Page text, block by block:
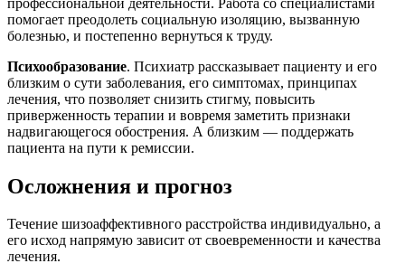
помогает преодолеть социальную изоляцию, вызванную
болезнью, и постепенно вернуться к труду.
Психообразование. Психиатр рассказывает пациенту и его
близким о сути заболевания, его симптомах, принципах
лечения, что позволяет снизить стигму, повысить
приверженность терапии и вовремя заметить признаки
надвигающегося обострения. А близким — поддержать
пациента на пути к ремиссии.
Осложнения и прогноз
Течение шизоаффективного расстройства индивидуально, а
его исход напрямую зависит от своевременности и качества
лечения.